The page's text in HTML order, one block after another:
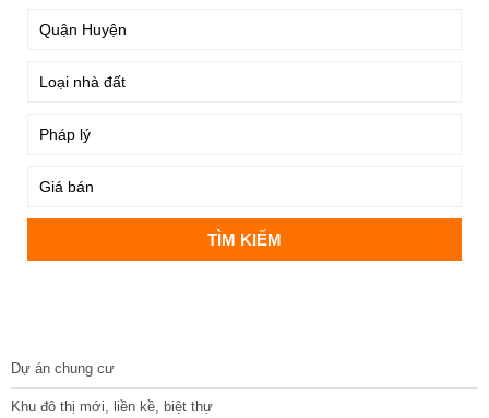
Dự án chung cư
Khu đô thị mới, liền kề, biệt thự